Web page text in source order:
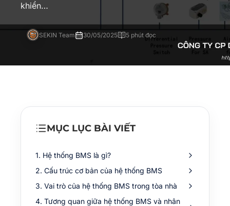
khiển…
SEKIN Team 30/05/2025 5 phút đọc
MỤC LỤC BÀI VIẾT
1. Hệ thống BMS là gì?
2. Cấu trúc cơ bản của hệ thống BMS
3. Vai trò của hệ thống BMS trong tòa nhà
4. Tương quan giữa hệ thống BMS và nhân